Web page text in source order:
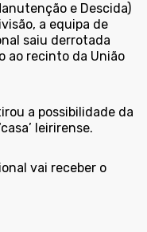
e Descida)
a equipa de
saiu derrotada
ao recinto da União
a possibilidade da
leirirense.
vai receber o